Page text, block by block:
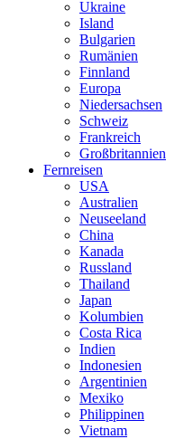
Ukraine
Island
Bulgarien
Rumänien
Finnland
Europa
Niedersachsen
Schweiz
Frankreich
Großbritannien
Fernreisen
USA
Australien
Neuseeland
China
Kanada
Russland
Thailand
Japan
Kolumbien
Costa Rica
Indien
Indonesien
Argentinien
Mexiko
Philippinen
Vietnam